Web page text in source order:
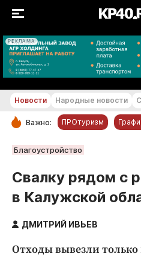
РЕКЛАМА
РУБРИКИ
Новости компаний
Статьи
Народные новости
Новости Народные новости
Важно: ПРОтуризм
Благоустройство
Свалку рядом с
в Калужской
ДМИТРИЙ ИВЬЕВ
Отходы вывезли только